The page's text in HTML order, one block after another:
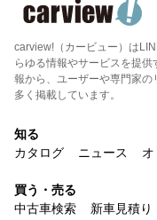
carview!（カービュー）は
らゆる情報やサービスを提
報から、ユーザーや専門家
多く掲載しています。
知る
カタログ
ニュース
買う・売る
中古車検索
新車見積り